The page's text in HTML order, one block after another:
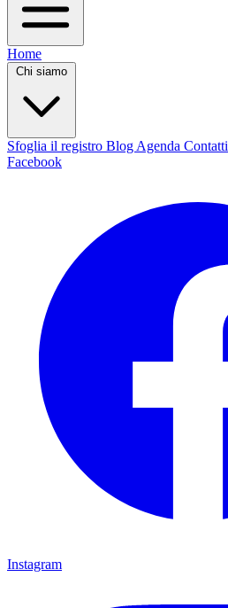
Home
Chi siamo
Sfoglia il registro Blog Agenda Contatti
Facebook
Instagram